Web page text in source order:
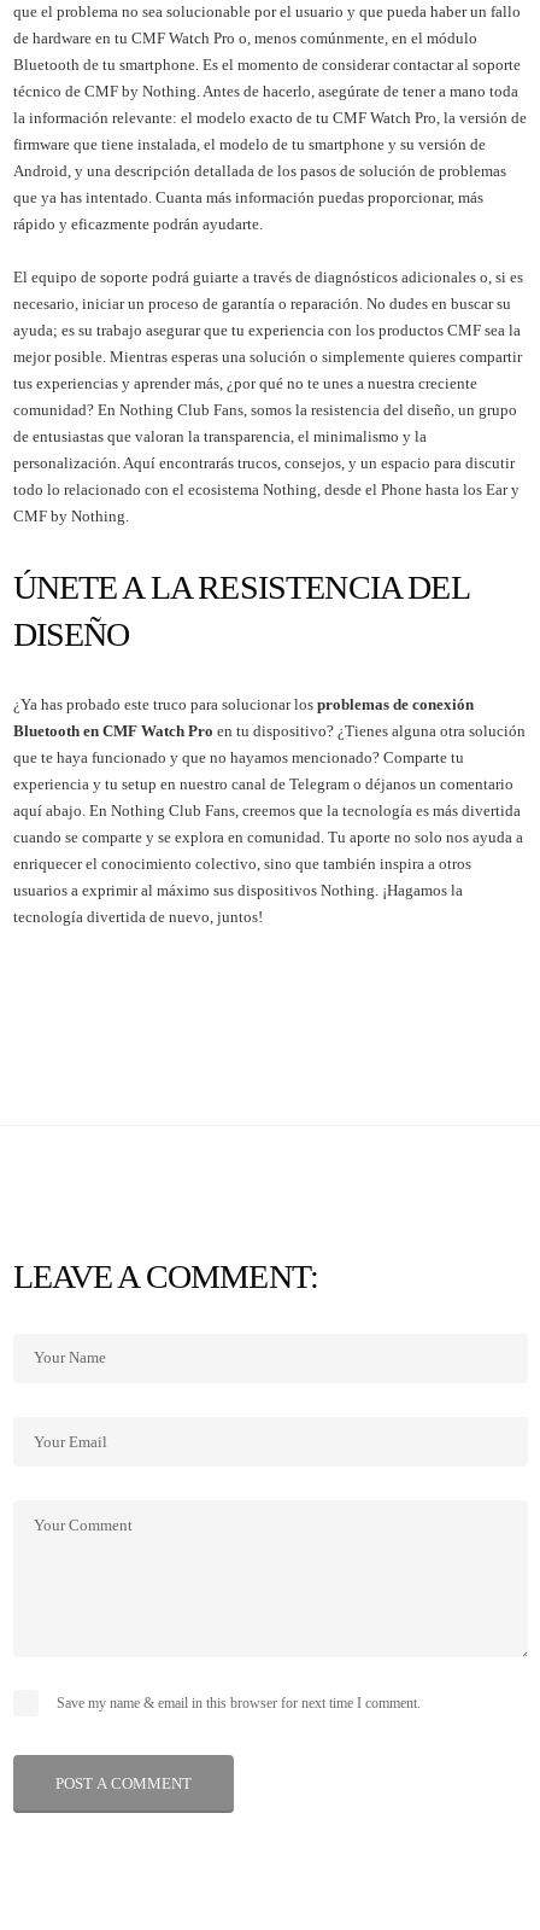
que el problema no sea solucionable por el usuario y que pueda haber un fallo
de hardware en tu CMF Watch Pro o, menos comúnmente, en el módulo
Bluetooth de tu smartphone. Es el momento de considerar contactar al soporte
técnico de CMF by Nothing. Antes de hacerlo, asegúrate de tener a mano toda
la información relevante: el modelo exacto de tu CMF Watch Pro, la versión de
firmware que tiene instalada, el modelo de tu smartphone y su versión de
Android, y una descripción detallada de los pasos de solución de problemas
que ya has intentado. Cuanta más información puedas proporcionar, más
rápido y eficazmente podrán ayudarte.
El equipo de soporte podrá guiarte a través de diagnósticos adicionales o, si es
necesario, iniciar un proceso de garantía o reparación. No dudes en buscar su
ayuda; es su trabajo asegurar que tu experiencia con los productos CMF sea la
mejor posible. Mientras esperas una solución o simplemente quieres compartir
tus experiencias y aprender más, ¿por qué no te unes a nuestra creciente
comunidad? En Nothing Club Fans, somos la resistencia del diseño, un grupo
de entusiastas que valoran la transparencia, el minimalismo y la
personalización. Aquí encontrarás trucos, consejos, y un espacio para discutir
todo lo relacionado con el ecosistema Nothing, desde el Phone hasta los Ear y
CMF by Nothing.
ÚNETE A LA RESISTENCIA DEL
DISEÑO
¿Ya has probado este truco para solucionar los problemas de conexión
Bluetooth en CMF Watch Pro en tu dispositivo? ¿Tienes alguna otra solución
que te haya funcionado y que no hayamos mencionado? Comparte tu
experiencia y tu setup en nuestro canal de Telegram o déjanos un comentario
aquí abajo. En Nothing Club Fans, creemos que la tecnología es más divertida
cuando se comparte y se explora en comunidad. Tu aporte no solo nos ayuda a
enriquecer el conocimiento colectivo, sino que también inspira a otros
usuarios a exprimir al máximo sus dispositivos Nothing. ¡Hagamos la
tecnología divertida de nuevo, juntos!
LEAVE A COMMENT:
Save my name & email in this browser for next time I comment.
POST A COMMENT